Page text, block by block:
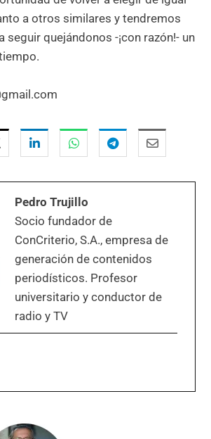
a otros similares y tendremos
seguir quejándonos -¡con razón!- un
Pedro Trujillo
Socio fundador de
ConCriterio, S.A., empresa de
generación de contenidos
periodísticos. Profesor
universitario y conductor de
radio y TV